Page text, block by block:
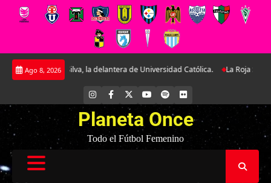
Saltar
Ago 8, 2026
Silva, la delantera de Universidad Católica. La Roja Sub-17 midió
INSTAGRAM
FACEBOOK YOUTUBE
SPOTIFYFLICKR
Planeta Once
Todo el Fútbol Femenino